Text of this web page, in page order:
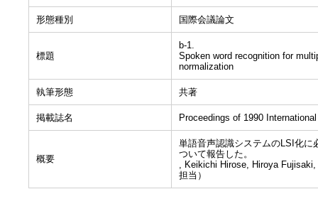
形態種別 国際会議論文
標題
b-1.
Spoken word recognition for
normalization
執筆形態 共著
掲載誌名 Proceedings of 1990
概要
単語音声認識システムのLSI化に
ついて報告した。
, Keikichi Hirose, Hiroya
担当）